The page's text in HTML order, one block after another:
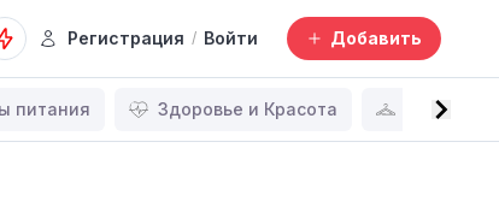
Регистрация / Войти Добавить
питания Здоровье и Красота Мода